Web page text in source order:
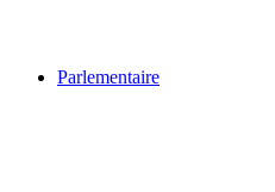
Parlementaire